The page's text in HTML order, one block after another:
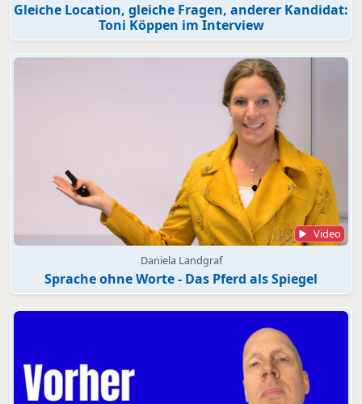
Gleiche Location, gleiche Fragen, anderer Kandidat:
Toni Köppen im Interview
Video
Daniela Landgraf
Sprache ohne Worte - Das Pferd als Spiegel